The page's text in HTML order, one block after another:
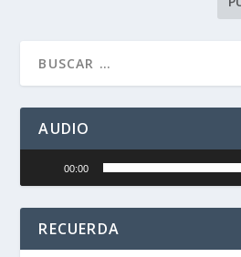
AUDIO
de
00:00
RECUERDA